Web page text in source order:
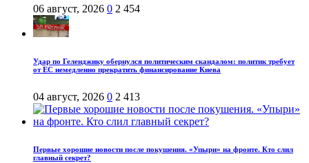
06 август, 2026 0 2 454
Удар по Геленджику обернулся политическим скандалом: политик требует
от ЕС немедленно прекратить финансирование Киева
04 август, 2026 0 2 413
Первые хорошие новости после покушения. «Упыри» на фронте. Кто слил
главный секрет?